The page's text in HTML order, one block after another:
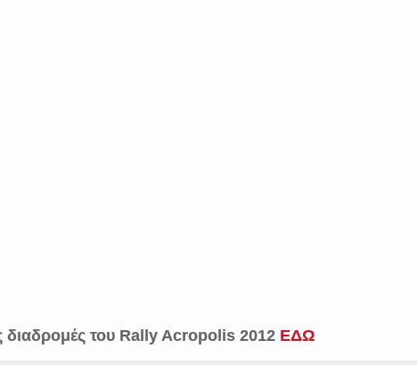
διαδρομές του Rally Acropolis 2012 ΕΔΩ